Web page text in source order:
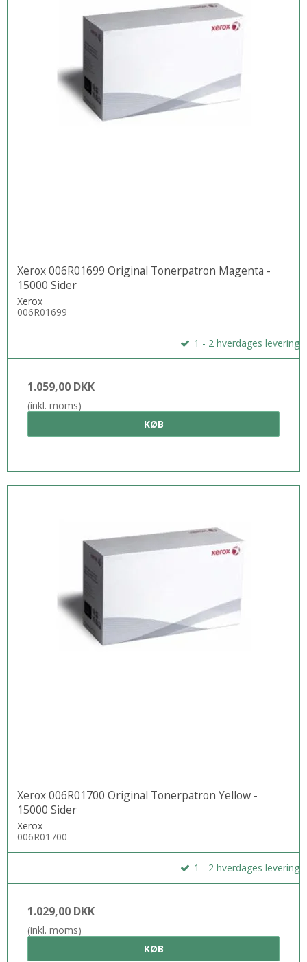
Xerox 006R01699 Original Tonerpatron Magenta -
15000 Sider
Xerox
006R01699
1 - 2 hverdages levering
1.059,00 DKK
(inkl. moms)
KØB
Xerox 006R01700 Original Tonerpatron Yellow -
15000 Sider
Xerox
006R01700
1 - 2 hverdages levering
1.029,00 DKK
(inkl. moms)
KØB